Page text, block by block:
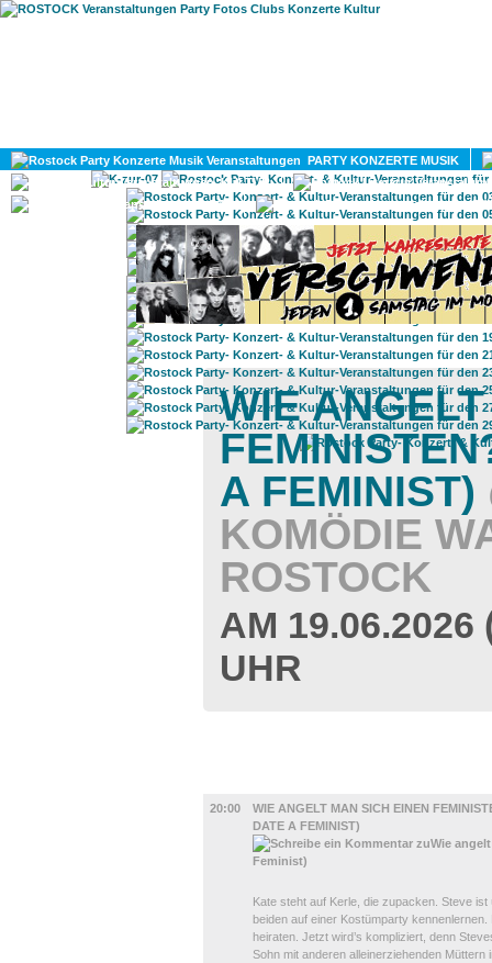
PARTY KONZERTE MUSIK
KULTUR
GAY
WIE
A FEMINIST)
KOMÖDIE
ROSTOCK
AM 19.06.2026
UHR
20:00
WIE ANGELT MAN SICH EINEN
DATE A FEMINIST)
Kate steht auf Kerle, die zupacken. Steve
beiden auf einer Kostümparty
heiraten. Jetzt wird’s kompliziert, denn
Sohn mit anderen alleinerziehenden